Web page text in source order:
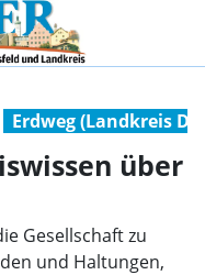
vermittelt
Erdweg (Landkreis
über
Gesellschaft zu
und Haltungen,